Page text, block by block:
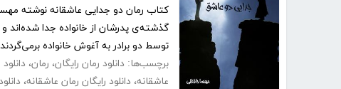
کتاب رمان دو جدایی عاشقانه نوشته
ﮔﺬﺷﺘﻪ‌ی ﭘﺪرشان از ﺧﺎﻧﻮاده ﺟﺪا شده‌اند و
توسط دو برادر ﺑﻪ آﻏﻮش ﺧﺎﻧﻮاده
برچسب‌ها: دانلود رمان رایگان، رمان،
عاشقانه، دانلود رایگان رمان عاشقانه،